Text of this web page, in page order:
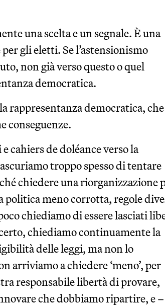
una scelta e un segnale. È una
gli eletti. Se l’astensionismo
non già verso questo o quel
democratica.
rappresentanza democratica, che
conseguenze.
cahiers de doléance verso la
troppo spesso di tentare
chiedere una riorganizzazione
politica meno corrotta, regole
chiediamo di essere lasciati
chiediamo continuamente la
delle leggi, ma non lo
arriviamo a chiedere ‘meno’, per
responsabile libertà di provare,
che dobbiamo ripartire, e –